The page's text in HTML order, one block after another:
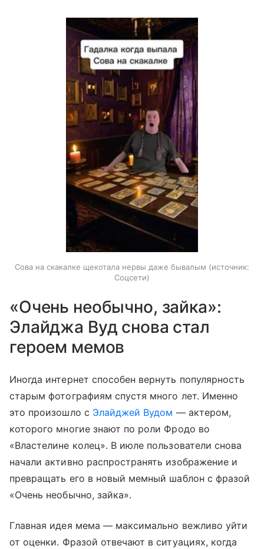
Сова на скакалке щекотала нервы даже бывалым
источник:
Соцсети
«Очень необычно, зайка»:
Элайджа Вуд снова стал
героем мемов
Иногда интернет способен вернуть популярность
старым фотографиям спустя много лет. Именно
это произошло с Элайджей Вудом — актером,
которого многие знают по роли Фродо во
«Властелине колец». В июле пользователи снова
начали активно распространять изображение и
превращать его в новый мемный шаблон с фразой
«Очень необычно, зайка».
Главная идея мема — максимально вежливо уйти
от оценки. Фразой отвечают в ситуациях, когда